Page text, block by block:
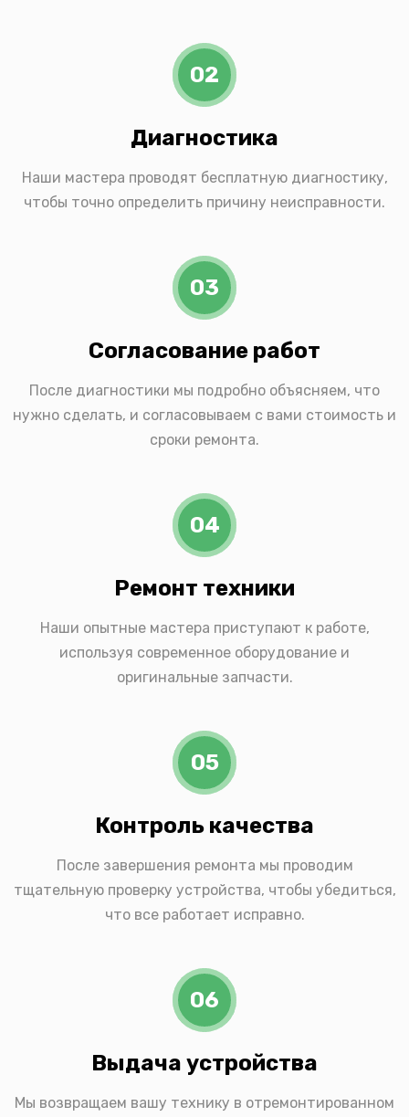
02
Диагностика
Наши мастера проводят бесплатную диагностику,
чтобы точно определить причину неисправности.
03
Согласование работ
После диагностики мы подробно объясняем, что
нужно сделать, и согласовываем с вами стоимость и
сроки ремонта.
04
Ремонт техники
Наши опытные мастера приступают к работе,
используя современное оборудование и
оригинальные запчасти.
05
Контроль качества
После завершения ремонта мы проводим
тщательную проверку устройства, чтобы убедиться,
что все работает исправно.
06
Выдача устройства
Мы возвращаем вашу технику в отремонтированном